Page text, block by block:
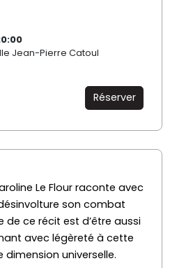
Jean-Pierre Catoul
Réserver
Le Flour raconte avec
son combat
de ce récit est d’être aussi
avec légèreté à cette
universelle.